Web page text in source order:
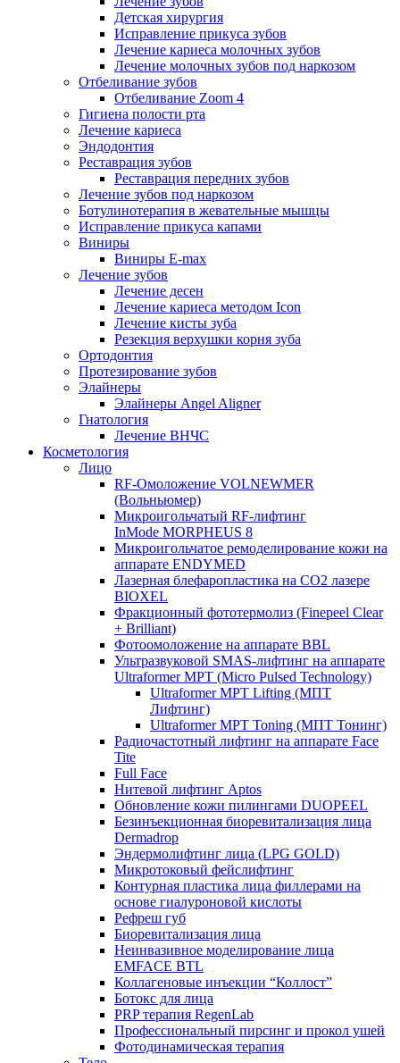
Детская хирургия
Исправление прикуса зубов
Лечение кариеса молочных зубов
Лечение молочных зубов под наркозом
Отбеливание зубов
Отбеливание Zoom 4
Гигиена полости рта
Лечение кариеса
Эндодонтия
Реставрация зубов
Реставрация передних зубов
Лечение зубов под наркозом
Ботулинотерапия в жевательные мышцы
Исправление прикуса капами
Виниры
Виниры E-max
Лечение зубов
Лечение десен
Лечение кариеса методом Icon
Лечение кисты зуба
Резекция верхушки корня зуба
Ортодонтия
Протезирование зубов
Элайнеры
Элайнеры Angel Aligner
Гнатология
Лечение ВНЧС
Косметология
Лицо
RF-Омоложение VOLNEWMER
(Вольньюмер)
Микроигольчатый RF-лифтинг
InMode MORPHEUS 8
Микроигольчатое ремоделирование кожи на
аппарате ENDYMED
Лазерная блефаропластика на CO2 лазере
BIOXEL
Фракционный фототермолиз (Finepeel Clear
+ Brilliant)
Фотоомоложение на аппарате BBL
Ультразвуковой SMAS-лифтинг на аппарате
Ultraformer MPT (Micro Pulsed Technology)
Ultraformer MPT Lifting (МПТ
Лифтинг)
Ultraformer MPT Toning (МПТ Тонинг)
Радиочастотный лифтинг на аппарате Face
Tite
Full Face
Нитевой лифтинг Aptos
Обновление кожи пилингами DUOPEEL
Безинъекционная биоревитализация лица
Dermadrop
Эндермолифтинг лица (LPG GOLD)
Микротоковый фейслифтинг
Контурная пластика лица филлерами на
основе гиалуроновой кислоты
Рефреш губ
Биоревитализация лица
Неинвазивное моделирование лица
EMFACE BTL
Коллагеновые инъекции “Коллост”
Ботокс для лица
PRP терапия RegenLab
Профессиональный пирсинг и прокол ушей
Фотодинамическая терапия